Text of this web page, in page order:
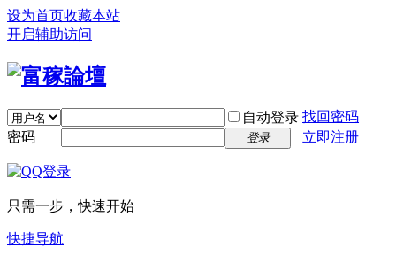
设为首页收藏本站
开启辅助访问
自动登录 找回密码
密码
登录 立即注册
只需一步，快速开始
快捷导航